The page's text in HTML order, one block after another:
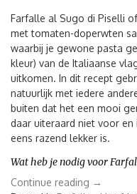
Farfalle al Sugo di Piselli
met tomaten-doperwten
waarbij je gewone pasta
kleur) van de Italiaanse
uitkomen. In dit recept
natuurlijk met iedere
buiten dat het een mooi
daar uiteraard niet voor
eens razend lekker is.
Wat heb je nodig voor
Continue reading “Farfalle
→